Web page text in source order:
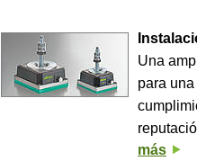
Una
para
más